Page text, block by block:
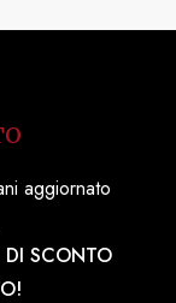
aggiornato
DI SCONTO